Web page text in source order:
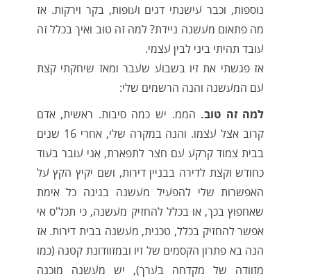
נוספות, וכבר עישנתי דגים ועופות, בקר וירקות. אז
מה פתאום מעשנה ניידת? למה זה טוב ואיך בכלל זה
עובד תהיתי ביני לבין עצמי.
אז פגשתי את זיו בשבוע שעבר ומאז שיחקתי קצת
עם המעשנה והנה הרשמים שלי:
למה זה טוב. הממ. יש כמה סיבות. ראשית, אדם
קרוב אצל עצמו. והנה במקרה שלי, אחרי 16 שנים
בבית צמוד קרקע עם חצר לתפארת, אני עובר בעוד
כחודש וקצת לדירה בבניין דירות, ושם יקיץ הקץ על
האפשרות שלי להפעיל מעשנה בגינה כל אימת
שאחפוץ בכך, או בכלל להחזיק מעשנה, כי תכל'ס אי
אפשר להחזיק בכלל, טכנית, מעשנה בבית דירות. אז
הנה בא פתרון הקסמים של זיו ובמזוודונת קטנה (כמו
מזוודה של מקדחה בערך), יש מעשנה מוכנה